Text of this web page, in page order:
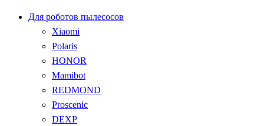
Для роботов пылесосов
Xiaomi
Polaris
HONOR
Mamibot
REDMOND
Proscenic
DEXP